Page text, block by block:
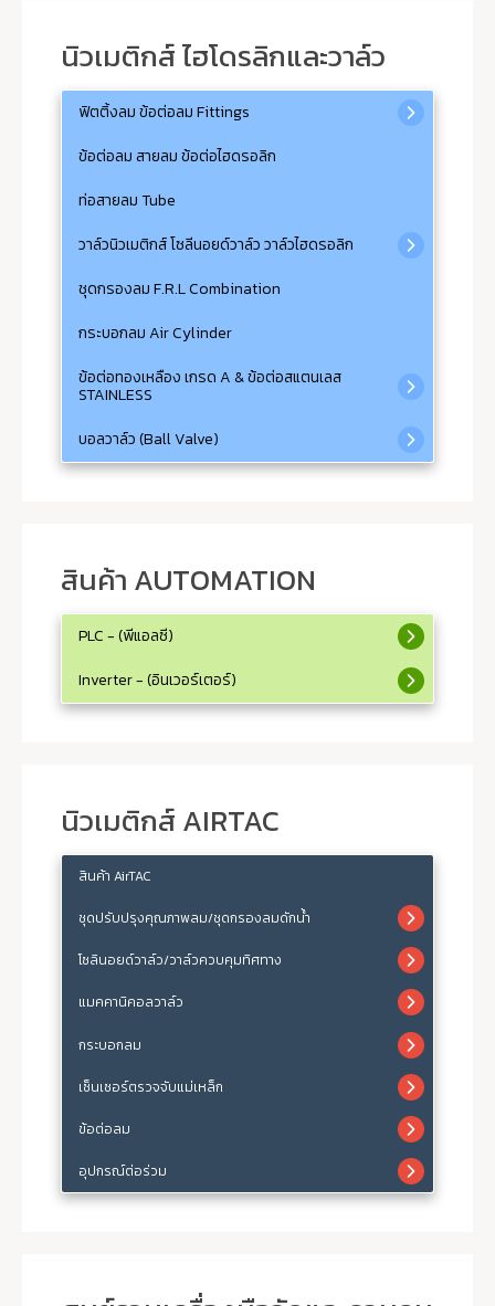
นิวเมติกส์ ไฮโดรลิกและวาล์ว
ฟิตติ้งลม ข้อต่อลม Fittings
ข้อต่อลม สายลม ข้อต่อไฮดรอลิก
ท่อสายลม Tube
วาล์วนิวเมติกส์ โซลีนอยด์วาล์ว วาล์วไฮดรอลิก
ชุดกรองลม F.R.L Combination
กระบอกลม Air Cylinder
ข้อต่อทองเหลือง เกรด A & ข้อต่อสแตนเลส
STAINLESS
บอลวาล์ว (Ball Valve)
สินค้า AUTOMATION
PLC - (พีแอลซี)
Inverter - (อินเวอร์เตอร์)
นิวเมติกส์ AIRTAC
สินค้า AirTAC
ชุดปรับปรุงคุณภาพลม/ชุดกรองลมดักน้ำ
โซลินอยด์วาล์ว/วาล์วควบคุมทิศทาง
แมคคานิคอลวาล์ว
กระบอกลม
เซ็นเซอร์ตรวจจับแม่เหล็ก
ข้อต่อลม
อุปกรณ์ต่อร่วม